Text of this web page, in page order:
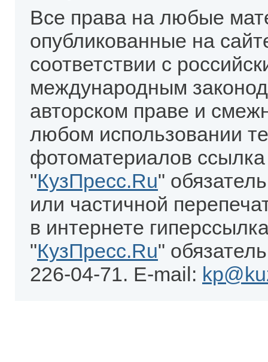
Все права на любые
опубликованные на
соответствии с
международным
авторском праве и
любом использовании
фотоматериалов
"КузПресс.Ru"
или частичной
в интернете
"КузПресс.Ru"
226-04-71. E-mail: